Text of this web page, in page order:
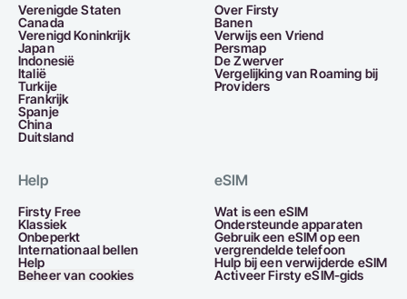
Verenigde Staten
Canada
Verenigd Koninkrijk
Japan
Indonesië
Italië
Turkije
Frankrijk
Spanje
China
Duitsland
Over Firsty
Banen
Verwijs een Vriend
Persmap
De Zwerver
Vergelijking van Roaming bij
Providers
Help
Firsty Free
Klassiek
Onbeperkt
Internationaal bellen
Help
Beheer van cookies
eSIM
Wat is een eSIM
Ondersteunde apparaten
Gebruik een eSIM op een
vergrendelde telefoon
Hulp bij een verwijderde eSIM
Activeer Firsty eSIM-gids